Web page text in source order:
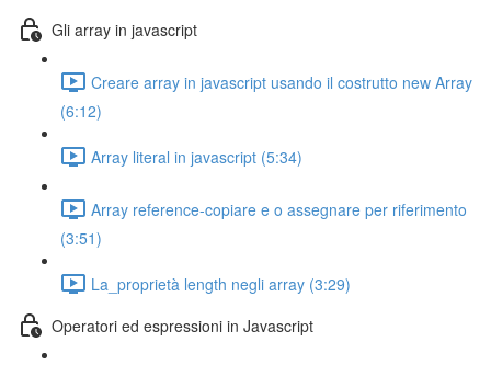
Gli array in javascript
Creare array in javascript usando il costrutto new Array
(6:12)
Array literal in javascript (5:34)
Array reference-copiare e o assegnare per riferimento
(3:51)
La_proprietà length negli array (3:29)
Operatori ed espressioni in Javascript